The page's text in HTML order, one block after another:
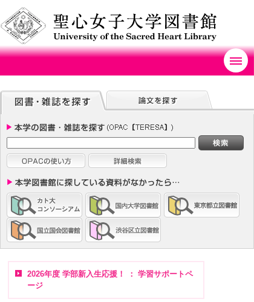
2026年度 学部新入生応援！ ： 学習サポートペ
ージ